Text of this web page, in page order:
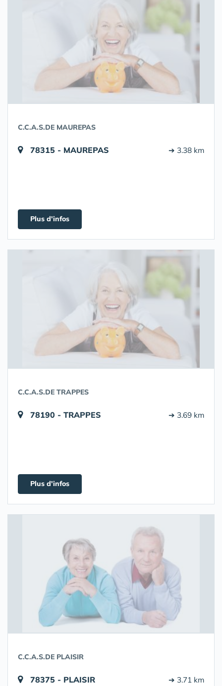
C.C.A.S.DE MAUREPAS
78315 - MAUREPAS ➔ 3.38 km
Plus d'infos
C.C.A.S.DE TRAPPES
78190 - TRAPPES ➔ 3.69 km
Plus d'infos
C.C.A.S.DE PLAISIR
78375 - PLAISIR ➔ 3.71 km